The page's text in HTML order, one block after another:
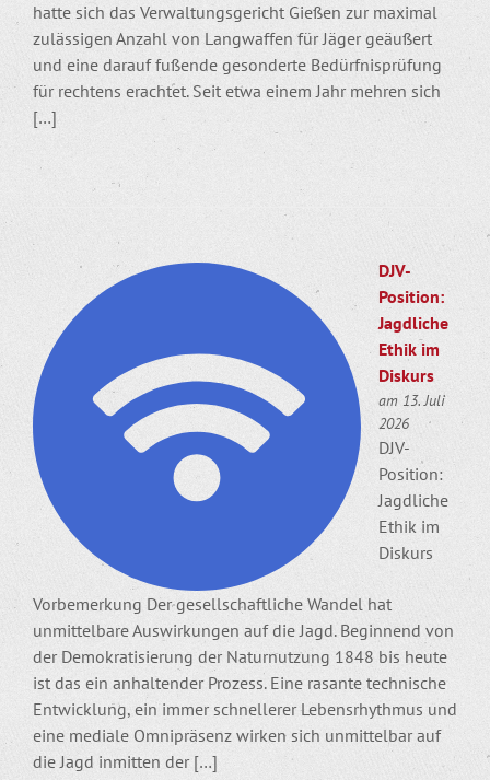
hatte sich das Verwaltungsgericht Gießen zur maximal
zulässigen Anzahl von Langwaffen für Jäger geäußert
und eine darauf fußende gesonderte Bedürfnisprüfung
für rechtens erachtet. Seit etwa einem Jahr mehren sich
[…]
DJV-
Position:
Jagdliche
Ethik im
Diskurs
am 13. Juli
2026
DJV-
Position:
Jagdliche
Ethik im
Diskurs
Vorbemerkung Der gesellschaftliche Wandel hat
unmittelbare Auswirkungen auf die Jagd. Beginnend von
der Demokratisierung der Naturnutzung 1848 bis heute
ist das ein anhaltender Prozess. Eine rasante technische
Entwicklung, ein immer schnellerer Lebensrhythmus und
eine mediale Omnipräsenz wirken sich unmittelbar auf
die Jagd inmitten der […]